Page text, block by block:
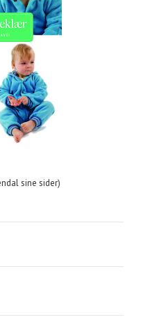
sine sider)